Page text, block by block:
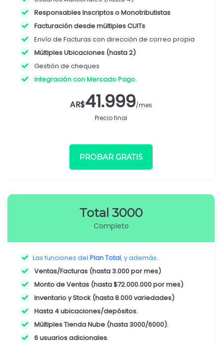
Responsables Inscriptos o Monotributistas
Facturación desde múltiples CUITs
Envío de Facturas con dirección de correo propia
Múltiples Ubicaciones (hasta 2)
Gestión de cheques
Integración con Mercado Pago.
AR$41.999/mes
Precio final
PROBAR GRATIS
Total 3000
Completo
Las funciones del Plan Total, y además..
Ventas/Facturas (hasta 3.000 por mes)
Monto de Ventas (hasta $72.000.000 por mes)
Inventario y Stock (hasta 8.000 variedades)
Hasta 4 ubicaciones/depósitos.
Múltiples Tienda Nube (hasta 3000/6000).
6 usuarios adicionales.